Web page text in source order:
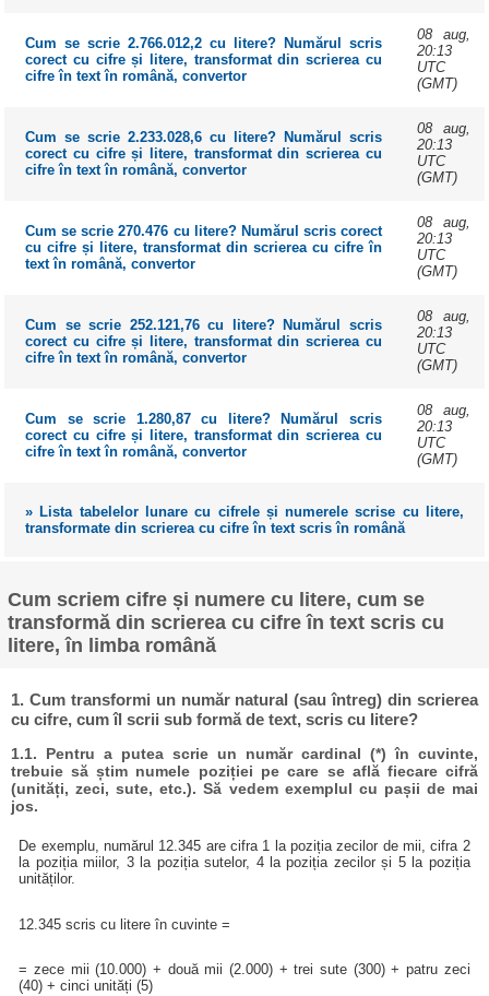
Cum se scrie 2.766.012,2 cu litere? Numărul scris
corect cu cifre și litere, transformat din scrierea cu
cifre în text în română, convertor
08 aug,
20:13
UTC
(GMT)
Cum se scrie 2.233.028,6 cu litere? Numărul scris
corect cu cifre și litere, transformat din scrierea cu
cifre în text în română, convertor
08 aug,
20:13
UTC
(GMT)
Cum se scrie 270.476 cu litere? Numărul scris corect
cu cifre și litere, transformat din scrierea cu cifre în
text în română, convertor
08 aug,
20:13
UTC
(GMT)
Cum se scrie 252.121,76 cu litere? Numărul scris
corect cu cifre și litere, transformat din scrierea cu
cifre în text în română, convertor
08 aug,
20:13
UTC
(GMT)
Cum se scrie 1.280,87 cu litere? Numărul scris
corect cu cifre și litere, transformat din scrierea cu
cifre în text în română, convertor
08 aug,
20:13
UTC
(GMT)
» Lista tabelelor lunare cu cifrele și numerele scrise cu litere,
transformate din scrierea cu cifre în text scris în română
Cum scriem cifre și numere cu litere, cum se
transformă din scrierea cu cifre în text scris cu
litere, în limba română
1. Cum transformi un număr natural (sau întreg) din scrierea
cu cifre, cum îl scrii sub formă de text, scris cu litere?
1.1. Pentru a putea scrie un număr cardinal (*) în cuvinte,
trebuie să știm numele poziției pe care se află fiecare cifră
(unități, zeci, sute, etc.). Să vedem exemplul cu pașii de mai
jos.
De exemplu, numărul 12.345 are cifra 1 la poziția zecilor de mii, cifra 2
la poziția miilor, 3 la poziția sutelor, 4 la poziția zecilor și 5 la poziția
unităților.
12.345 scris cu litere în cuvinte =
= zece mii (10.000) + două mii (2.000) + trei sute (300) + patru zeci
(40) + cinci unități (5)